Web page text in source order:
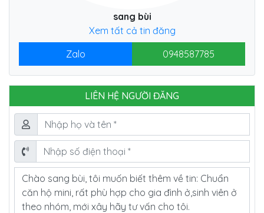
sang bùi
Xem tất cả tin đăng
Zalo
0948587785
LIÊN HỆ NGƯỜI ĐĂNG